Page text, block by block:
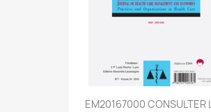
EM20167000 CONSULTER